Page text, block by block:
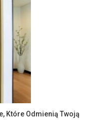
Które Odmienią Twoją